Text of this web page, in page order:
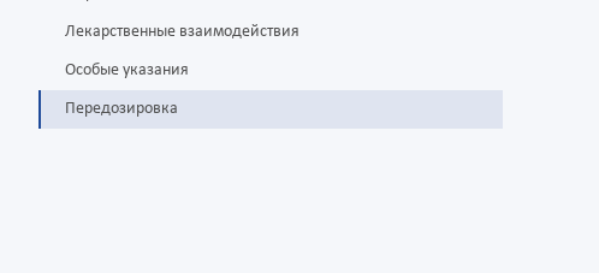
Лекарственные взаимодействия
Особые указания
Передозировка